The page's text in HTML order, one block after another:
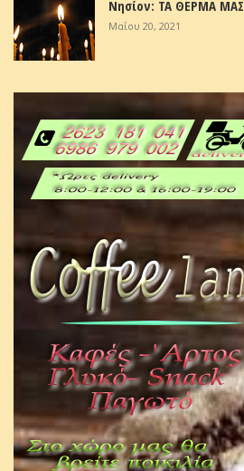
Νησίον: ΤΑ ΘΕΡΜΑ
Μαΐου 20, 2021